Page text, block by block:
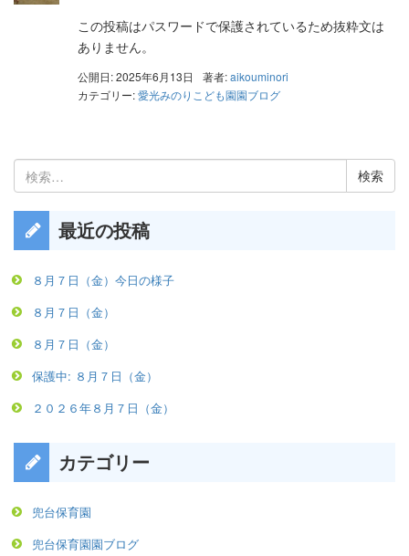
この投稿はパスワードで保護されているため抜粋文は
ありません。
公開日: 2025年6月13日 著者:aikouminori
カテゴリー:愛光みのりこども園園ブログ
検
索:
最近の投稿
８月７日（金）今日の様子
８月７日（金）
８月７日（金）
保護中: ８月７日（金）
２０２６年８月７日（金）
カテゴリー
兜台保育園
兜台保育園園ブログ